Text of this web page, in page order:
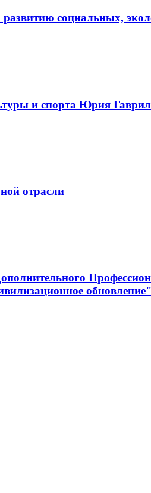
социальных,
и спорта Юрия
отрасли
обновление"